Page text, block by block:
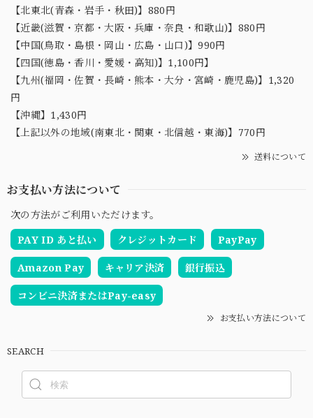
【北東北(青森・岩手・秋田)】880円
【近畿(滋賀・京都・大阪・兵庫・奈良・和歌山)】880円
【中国(鳥取・島根・岡山・広島・山口)】990円
【四国(徳島・香川・愛媛・高知)】1,100円】
【九州(福岡・佐賀・長崎・熊本・大分・宮崎・鹿児島)】1,320
円
【沖縄】1,430円
【上記以外の地域(南東北・関東・北信越・東海)】770円
送料について
お支払い方法について
次の方法がご利用いただけます。
PAY ID あと払い
クレジットカード PayPay
Amazon Pay キャリア決済 銀行振込
コンビニ決済またはPay-easy
お支払い方法について
SEARCH